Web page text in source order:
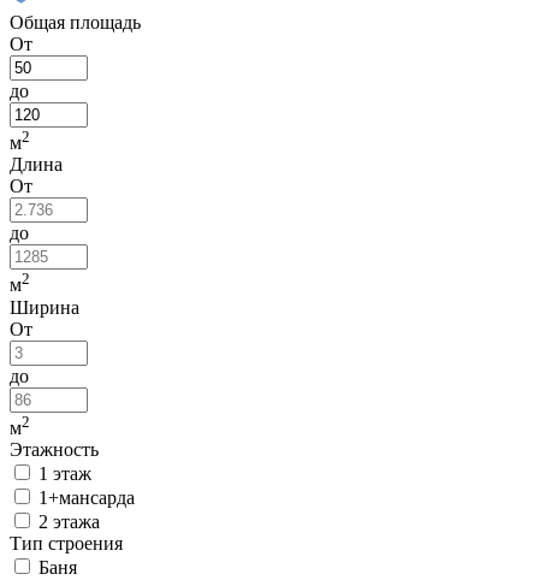
Общая площадь
От
до
м2
Длина
От
до
м2
Ширина
От
до
м2
Этажность
1 этаж
1+мансарда
2 этажа
Тип строения
Баня